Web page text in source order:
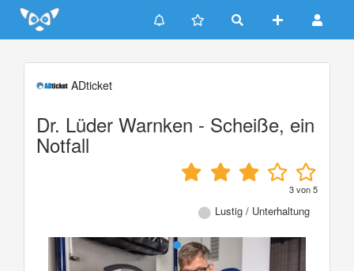
Update cookies preferences
ADticket
Dr. Lüder Warnken - Scheiße, ein
Notfall
3von5
Lustig / Unterhaltung